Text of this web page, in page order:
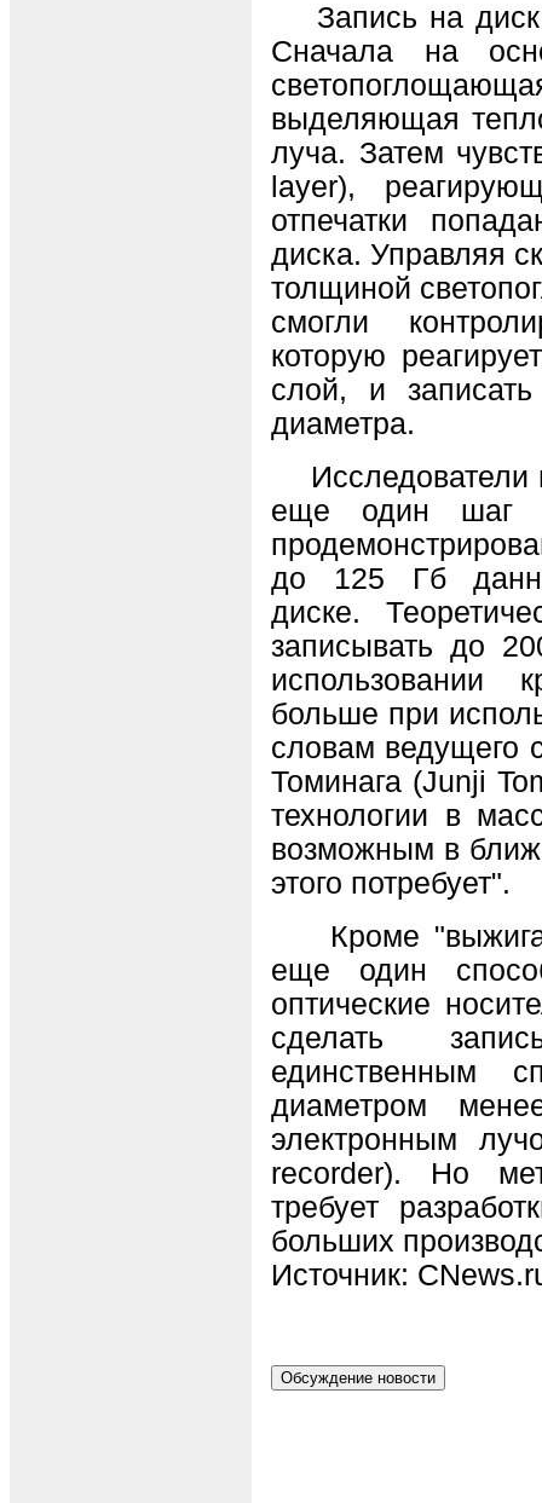
Запись на диск
Сначала на
выделяющая
луча. Затем
layer),
отпечатки
диска. Управляя
толщиной
смогли
которую
слой, и
диаметра.
Исследователи
еще один шаг
до 125 Гб
диске.
записывать до
больше при
словам ведущего
Томинага (Junji
технологии в
возможным в
этого потребует".
Кроме
еще один
оптические
сделать
единственным
диаметром
электронным
recorder). Но
требует
больших
Источник: